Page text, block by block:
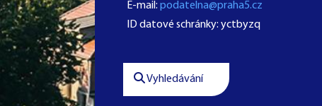
E-mail:podatelna@praha5.cz
ID datové schránky: yctbyzq
Vyhledávání